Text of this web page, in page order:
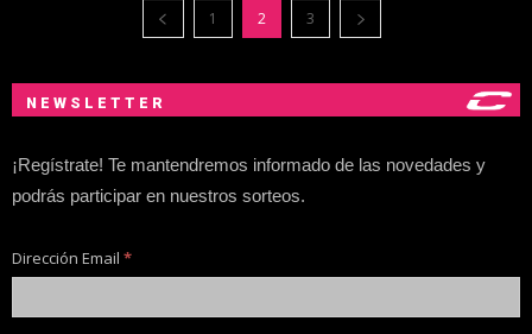
1 2 3
NEWSLETTER
¡Regístrate! Te mantendremos informado de las novedades y
podrás participar en nuestros sorteos.
Dirección Email *